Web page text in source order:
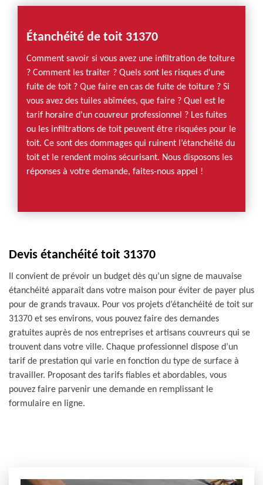
Étanchéité de toit 31370
Comment savoir si vous avez une infiltration de toiture
? Comment les traiter ? Quels sont les risques d'une
fuite de toit ? Que faire en cas de fuite de toiture ? Si
vous avez des tuiles abîmées, que faire ? Quel est le
tarif horaire d'un couvreur professionnel ? Les fuites
ou les infiltrations de toit peuvent être risquées pour le
toit. Ce sont des dommages qui ruinent l’étanchéité du
toit et le rendent moins sécurisant. Nous disposons les
réponses à votre demande, faites-nous appel !
Devis étanchéité toit 31370
Il convient de prévoir un budget dès qu’un signe de mauvaise
étanchéité apparaît dans votre maison pour éviter de payer plus
pour de grands travaux. Pour vos projets d’étanchéité de toit sur
31370 et ses environs, vous pouvez faire des demandes
gratuites auprès de nos entreprises et artisans couvreurs qui se
trouvent dans votre ville. Chaque professionnel dispose d’un
tarif de prestation qui varie en fonction du type de surface à
travailler. Proposant des tarifs fiables et abordables, vous
pouvez faire parvenir une demande en remplissant le
formulaire en ligne.